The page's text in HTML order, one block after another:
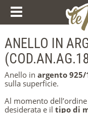
I NOSTRI CORSI
PRODOTTI
ESPERIENZE E CORSI
BUONI REGALO
ANELLI
BRACCIALI
ORECCHINI
PENDENTI
COLLEZIONI
AFRICA
FEDI NUZIALI
ANELLO IN
Anello in argento 925/
sulla superficie.
Al momento dell’ordine
desiderata e il tipo di